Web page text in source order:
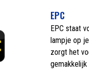
EPC
EPC staat
lampje op
zorgt het
gemakkelijk